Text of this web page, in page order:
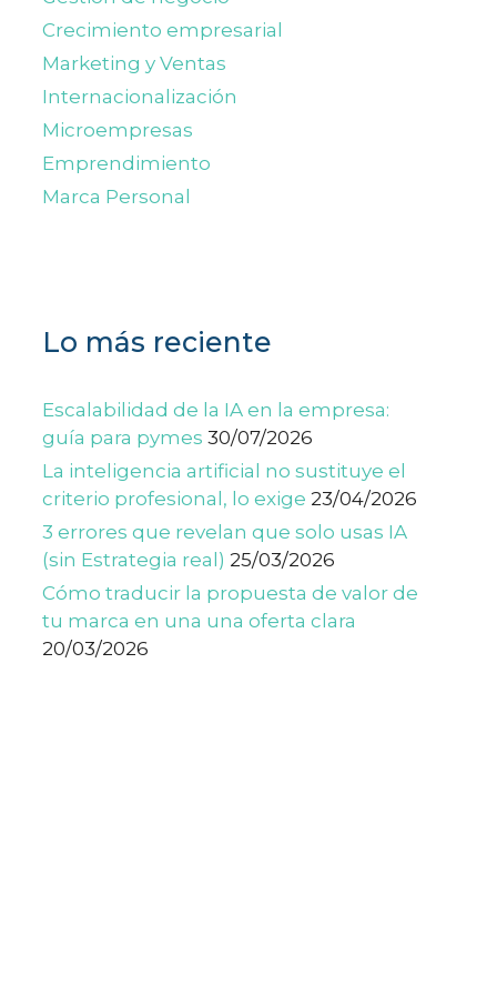
Crecimiento empresarial
Marketing y Ventas
Internacionalización
Microempresas
Emprendimiento
Marca Personal
Lo más reciente
Escalabilidad de la IA en la empresa:
guía para pymes 30/07/2026
La inteligencia artificial no sustituye el
criterio profesional, lo exige 23/04/2026
3 errores que revelan que solo usas IA
(sin Estrategia real) 25/03/2026
Cómo traducir la propuesta de valor de
tu marca en una una oferta clara
20/03/2026